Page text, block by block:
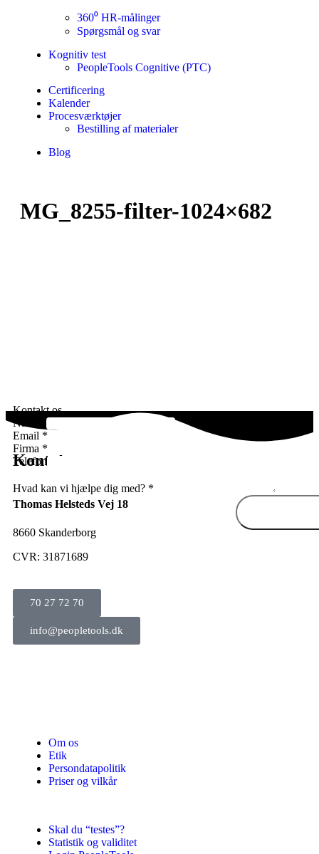
360⁰ HR-målinger
Spørgsmål og svar
Kognitiv test
PeopleTools Cognitive (PTC)
Certificering
Kalender
Procesværktøjer
Bestilling af materialer
Blog
MG_8255-filter-1024×682
Kontakt os
Navn
Email *
Firma *
Telefon
Hvad kan vi hjælpe dig med? *
Kontakt
Thomas Helsteds Vej 18
8660 Skanderborg
CVR: 31871689
70 27 72 70
info@peopletools.dk
Om os
Etik
Persondatapolitik
Priser og vilkår
Skal du “testes”?
Statistik og validitet